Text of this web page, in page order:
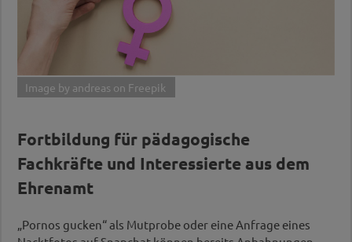
Image by andreas on Freepik
Fortbildung für pädagogische
Fachkräfte und Interessierte aus dem
Ehrenamt
„Pornos gucken“ als Mutprobe oder eine Anfrage eines